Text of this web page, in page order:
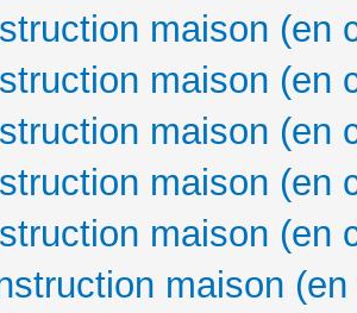
maison (en
maison (en
maison (en
maison (en
maison (en
maison